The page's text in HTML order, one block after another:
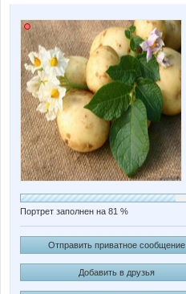
Портрет заполнен на 81 %
Отправить приватное сообщение
Добавить в друзья